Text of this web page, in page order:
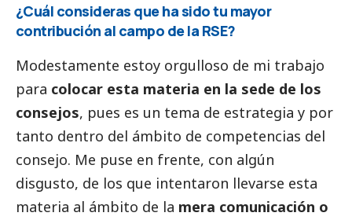
¿Cuál consideras que ha sido tu mayor
contribución al campo de la RSE?
Modestamente estoy orgulloso de mi trabajo
para colocar esta materia en la sede de los
consejos, pues es un tema de estrategia y por
tanto dentro del ámbito de competencias del
consejo. Me puse en frente, con algún
disgusto, de los que intentaron llevarse esta
materia al ámbito de la mera comunicación o